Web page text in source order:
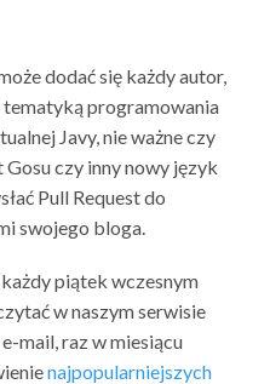
dodać się każdy autor,
programowania
Javy, nie ważne czy
Gosu czy inny nowy język
Pull Request do
swojego bloga.
piątek wczesnym
w naszym serwisie
mail, raz w miesiącu
najpopularniejszych